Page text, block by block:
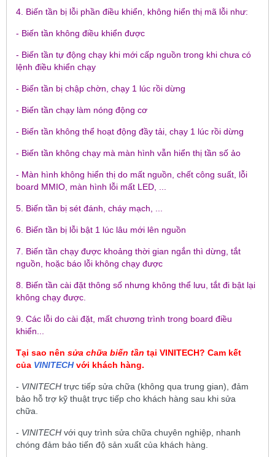
4. Biến tần bị lỗi phần điều khiển, không hiển thị mã lỗi như:
- Biến tần không điều khiển được
- Biến tần tự động chạy khi mới cấp nguồn trong khi chưa có
lệnh điều khiển chạy
- Biến tần bị chập chờn, chạy 1 lúc rồi dừng
- Biến tần chạy làm nóng động cơ
- Biến tần không thể hoạt động đầy tải, chạy 1 lúc rồi dừng
- Biến tần không chạy mà màn hình vẫn hiển thị tần số ảo
- Màn hình không hiển thị do mất nguồn, chết công suất, lỗi
board MMIO, màn hình lỗi mất LED, ...
5. Biến tần bị sét đánh, cháy mạch, ...
6. Biến tần bị lỗi bật 1 lúc lâu mới lên nguồn
7. Biến tần chạy được khoảng thời gian ngắn thì dừng, tắt
nguồn, hoặc báo lỗi không chạy được
8. Biến tần cài đặt thông số nhưng không thể lưu, tắt đi bật lại
không chạy được.
9. Các lỗi do cài đặt, mất chương trình trong board điều
khiển...
Tại sao nên sửa chữa biến tần tại VINITECH? Cam kết
của VINITECHvới khách hàng.
- VINITECH trực tiếp sửa chữa (không qua trung gian), đảm
bảo hỗ trợ kỹ thuật trực tiếp cho khách hàng sau khi sửa
chữa.
- VINITECH với quy trình sửa chữa chuyên nghiệp, nhanh
chóng đảm bảo tiến độ sản xuất của khách hàng.